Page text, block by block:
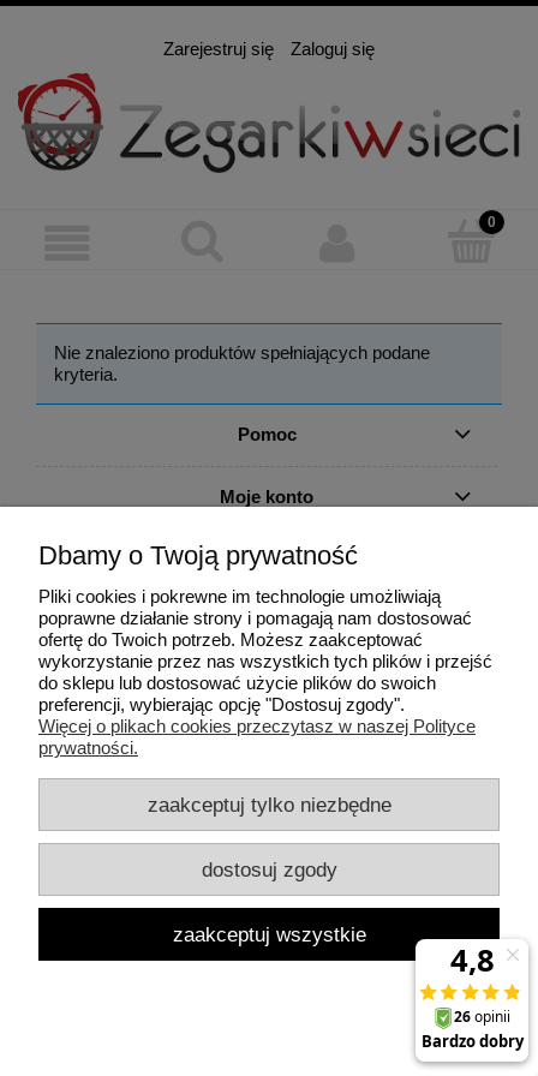
Zarejestruj się Zaloguj się
Nie znaleziono produktów spełniających podane
kryteria.
Pomoc
Moje konto
Płatności i dostawa
Informacje
O nas
Sklep internetowy Shoper.pl
Dbamy o Twoją prywatność
Pliki cookies i pokrewne im technologie umożliwiają
poprawne działanie strony i pomagają nam dostosować
ofertę do Twoich potrzeb. Możesz zaakceptować
wykorzystanie przez nas wszystkich tych plików i przejść
do sklepu lub dostosować użycie plików do swoich
preferencji, wybierając opcję "Dostosuj zgody".
Więcej o plikach cookies przeczytasz w naszej Polityce
prywatności.
zaakceptuj tylko niezbędne
dostosuj zgody
zaakceptuj wszystkie